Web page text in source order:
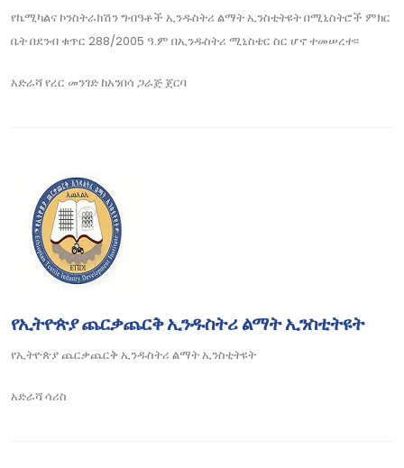
የኬሚካልና ኮንስትራክሽን ግብዓቶች ኢንዱስትሪ ልማት ኢንስቲትዩት በሚኒስትሮች ምክር
ቤት በደንብ ቁጥር 288/2005 ዓ.ም በኢንዱስትሪ ሚኒስቴር ስር ሆኖ ተመሠረተ፡፡
አድራሻየረር መንገድ ከአንበሳ ጋራጅ ጀርባ
የኢትዮጵያ ጨርቃጨርቅ ኢንዱስትሪ ልማት ኢንስቲትዩት
የኢትዮጵያ ጨርቃጨርቅ ኢንዱስትሪ ልማት ኢንስቲትዩት
አድራሻሳሪስ